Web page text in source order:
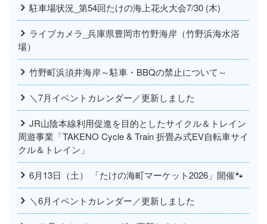
駐車場状況_第54回たけの海上花火大会7/30 (木)
ライブカメラ_兵庫県豊岡市竹野海岸（竹野浜海水浴
場）
竹野町浜須井海岸～駐車・BBQの禁止について～
＼7月イベントカレンダー／更新しました
JR山陰本線利用促進を目的としたサイクル＆トレイン
周遊事業「TAKENO Cycle & Train 折畳み式EV自転車サイ
クル＆トレイン」
6月13日（土） 「たけの海町マーケット2026」開催🐾
＼6月イベントカレンダー／更新しました